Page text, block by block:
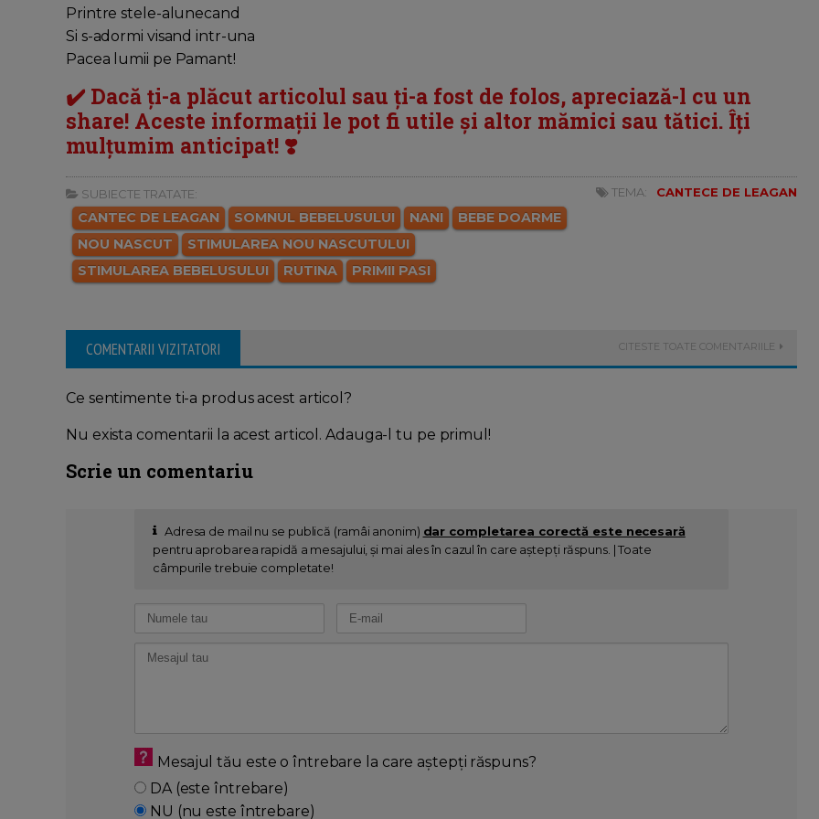
Printre stele-alunecand
Si s-adormi visand intr-una
Pacea lumii pe Pamant!
✔️ Dacă ți-a plăcut articolul sau ți-a fost de folos, apreciază-l cu un
share! Aceste informații le pot fi utile și altor mămici sau tătici. Îți
mulțumim anticipat! ❣️
SUBIECTE TRATATE:
CANTEC DE LEAGAN SOMNUL BEBELUSULUI NANI
BEBE DOARME
NOU NASCUT
STIMULAREA NOU NASCUTULUI
STIMULAREA BEBELUSULUI
RUTINA PRIMII PASI
TEMA: CANTECE DE LEAGAN
COMENTARII VIZITATORI CITESTE TOATE COMENTARIILE
Ce sentimente ti-a produs acest articol?
Nu exista comentarii la acest articol. Adauga-l tu pe primul!
Scrie un comentariu
Adresa de mail nu se publică (ramâi anonim) dar completarea corectă este necesară
pentru aprobarea rapidă a mesajului, și mai ales în cazul în care aștepți răspuns. | Toate
câmpurile trebuie completate!
Mesajul tău este o întrebare la care aștepți răspuns?
DA (este întrebare)
NU (nu este întrebare)